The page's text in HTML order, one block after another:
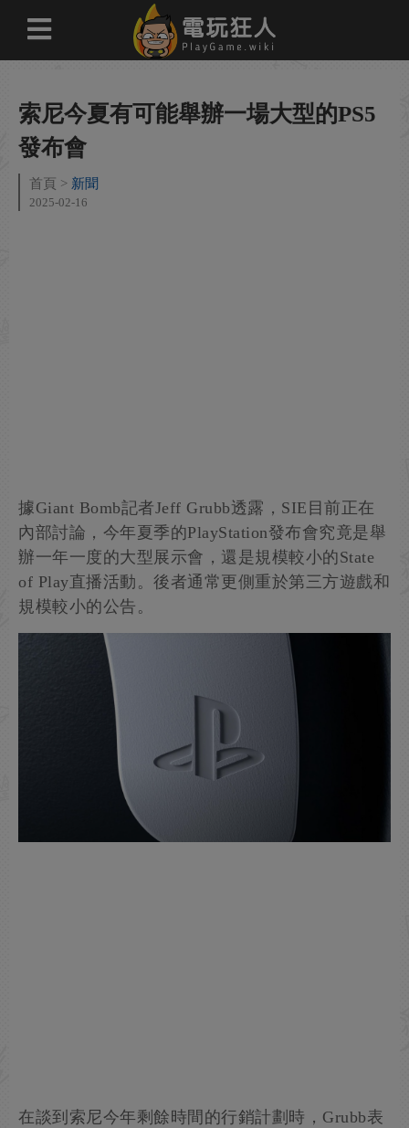
索尼今夏有可能舉辦一場大型的PS5
發布會
首頁 新聞
2025-02-16
據Giant Bomb記者Jeff Grubb透露，SIE目前正在
內部討論，今年夏季的PlayStation發布會究竟是舉
辦一年一度的大型展示會，還是規模較小的State
of Play直播活動。後者通常更側重於第三方遊戲和
規模較小的公告。
在談到索尼今年剩餘時間的行銷計劃時，Grubb表